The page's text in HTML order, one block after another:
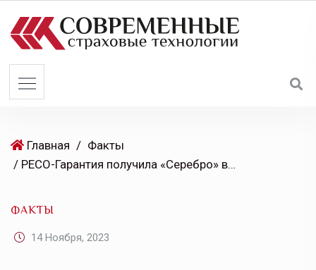
Главная / Факты
/ РЕСО-Гарантия получила «Серебро» в рейтинге лучших работодателей России
ФАКТЫ
14 Ноября, 2023